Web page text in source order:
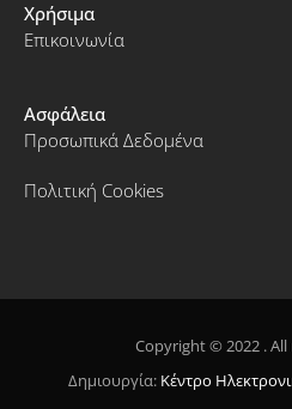
Χρήσιμα
Επικοινωνία
Ασφάλεια
Προσωπικά Δεδομένα
Πολιτική Cookies
Copyright © 2022 .
Δημιουργία: Κέντρο